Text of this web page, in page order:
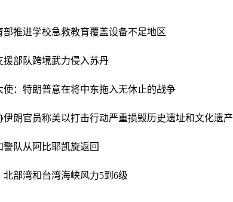
部推进学校急救教育覆盖设备不足地区
援部队跨境武力侵入苏丹
使：特朗普意在将中东拖入无休止的战争
伊朗官员称美以打击行动严重损毁历史遗址和文化遗产
队从阿比耶凯旋返回
北部湾和台湾海峡风力5到6级